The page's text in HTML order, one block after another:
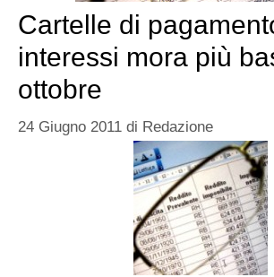
Cartelle di
interessi mora più
ottobre
24 Giugno 2011 di Redazione